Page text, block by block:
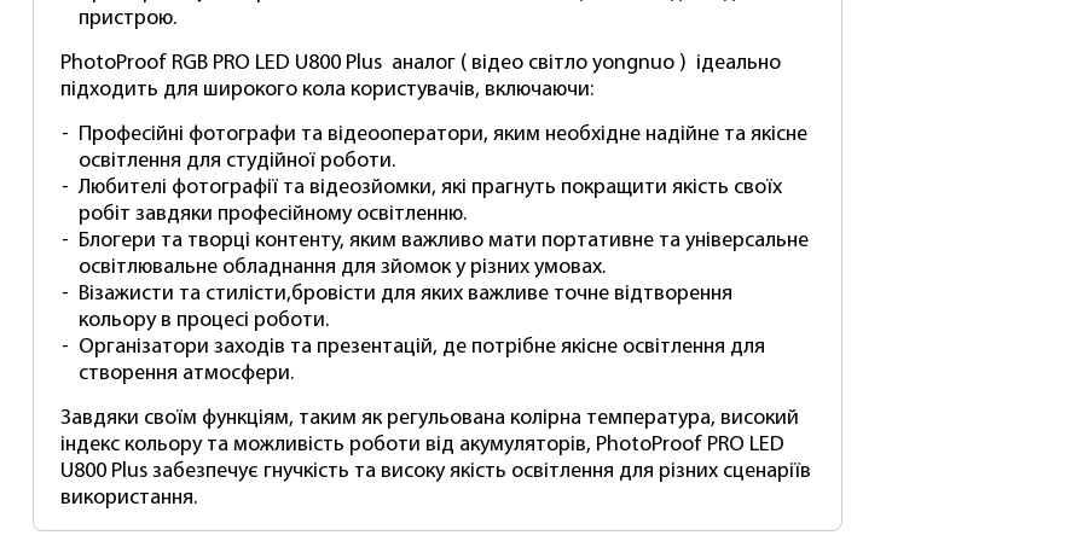
пристрою.
PhotoProof RGB PRO LED U800 Plus аналог ( відео світло yongnuo ) ідеально
підходить для широкого кола користувачів, включаючи:
Професійні фотографи та відеооператори, яким необхідне надійне та якісне
освітлення для студійної роботи.
Любителі фотографії та відеозйомки, які прагнуть покращити якість своїх
робіт завдяки професійному освітленню.
Блогери та творці контенту, яким важливо мати портативне та універсальне
освітлювальне обладнання для зйомок у різних умовах.
Візажисти та стилісти,бровісти для яких важливе точне відтворення
кольору в процесі роботи.
Організатори заходів та презентацій, де потрібне якісне освітлення для
створення атмосфери.
Завдяки своїм функціям, таким як регульована колірна температура, високий
індекс кольору та можливість роботи від акумуляторів, PhotoProof PRO LED
U800 Plus забезпечує гнучкість та високу якість освітлення для різних сценаріїв
використання.